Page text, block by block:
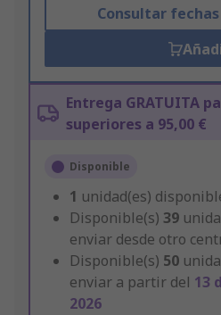
Consultar
Entrega GRATUITA
superiores a 95,00 €
Disponible
1 unidad(es)
Disponible(s) 39
enviar desde otro
Disponible(s) 50
enviar a partir del 13
2026